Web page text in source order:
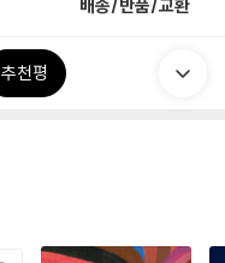
배송/반품/교환
추천평